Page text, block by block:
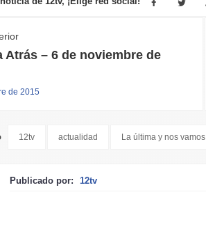
Atrás – 6 de noviembre de
de 2015
12tv actualidad La última y nos vamos
Publicado por: 12tv